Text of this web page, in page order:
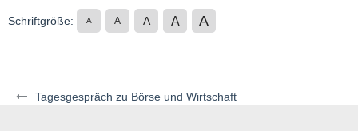
Tagesgespräch zu Börse und Wirtschaft
Schriftgröße: A A A A A